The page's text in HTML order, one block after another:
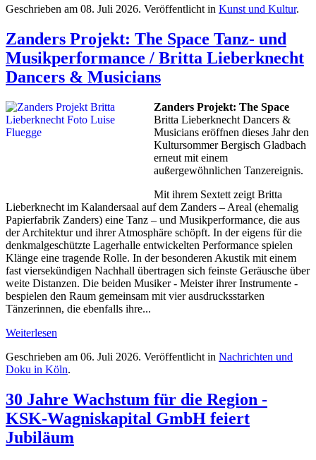
Geschrieben am 08. Juli 2026. Veröffentlicht in Kunst und Kultur.
Zanders Projekt: The Space Tanz- und
Musikperformance / Britta Lieberknecht
Dancers & Musicians
Zanders Projekt: The Space
Britta Lieberknecht Dancers &
Musicians eröffnen dieses Jahr den
Kultursommer Bergisch Gladbach
erneut mit einem
außergewöhnlichen Tanzereignis.
Mit ihrem Sextett zeigt Britta
Lieberknecht im Kalandersaal auf dem Zanders – Areal (ehemalig
Papierfabrik Zanders) eine Tanz – und Musikperformance, die aus
der Architektur und ihrer Atmosphäre schöpft. In der eigens für die
denkmalgeschützte Lagerhalle entwickelten Performance spielen
Klänge eine tragende Rolle. In der besonderen Akustik mit einem
fast viersekündigen Nachhall übertragen sich feinste Geräusche über
weite Distanzen. Die beiden Musiker - Meister ihrer Instrumente -
bespielen den Raum gemeinsam mit vier ausdrucksstarken
Tänzerinnen, die ebenfalls ihre...
Weiterlesen
Geschrieben am 06. Juli 2026. Veröffentlicht in Nachrichten und
Doku in Köln.
30 Jahre Wachstum für die Region -
KSK-Wagniskapital GmbH feiert
Jubiläum